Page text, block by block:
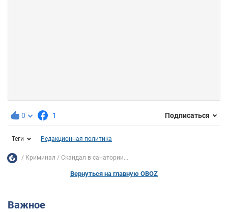
0 1 Подписаться
Теги Редакционная политика
Криминал Скандал в санатории...
Вернуться на главную OBOZ
Важное